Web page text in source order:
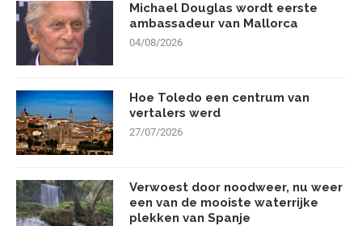
Michael Douglas wordt eerste
ambassadeur van Mallorca
04/08/2026
Hoe Toledo een centrum van
vertalers werd
27/07/2026
Verwoest door noodweer, nu weer
een van de mooiste waterrijke
plekken van Spanje